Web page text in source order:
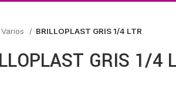
Varios BRILLOPLAST GRIS 1/4 LTR
GRIS 1/4